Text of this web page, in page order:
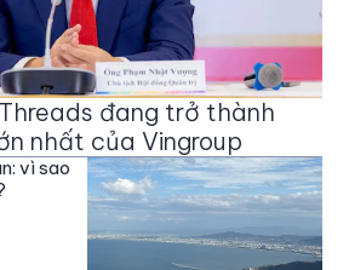
đang trở thành
nhất của Vingroup
vì sao